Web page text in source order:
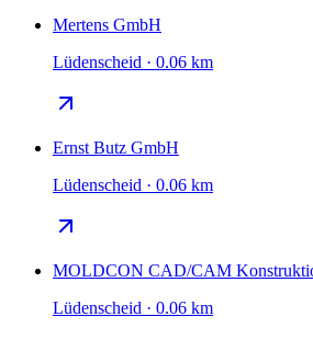
Mertens GmbH
Lüdenscheid · 0.06 km
Ernst Butz GmbH
Lüdenscheid · 0.06 km
MOLDCON CAD/CAM
Lüdenscheid · 0.06 km